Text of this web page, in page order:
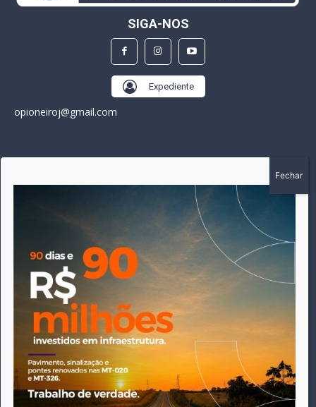
SIGA-NOS
Expediente
opioneiroj@gmail.com
A história do Pioneiro inicia em fevereiro de 2005 em
Canarana - MT, na época, como um jornal impresso semanal,
que chegou a possuir mil assinantes. Durante 15 anos, foram
publicadas 691 edições que narraram os acontecimentos
políticos, policiais e cotidianos de Canarana e região. Fiel a sua
origem, pautado sempre pela busca incessante da
imparcialidade, faz jus a sua logo, com o característico "avião
da praça" de Canarana, sendo o símbolo do
comprometimento deste veículo de comunicação com o
relato dos fatos neste município. Em 06 de dezembro de 2019
circulou a última edição impressa do jornal, que desde então
tem veiculação exclusivamente online.